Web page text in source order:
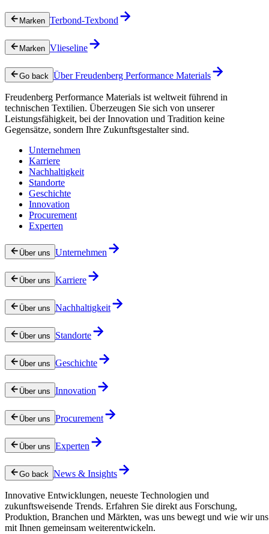
Marken Terbond-Texbond
Marken Vlieseline
Go back Über Freudenberg Performance Materials
Freudenberg Performance Materials ist weltweit führend in
technischen Textilien. Überzeugen Sie sich von unserer
Leistungsfähigkeit, bei der Innovation und Tradition keine
Gegensätze, sondern Ihre Zukunftsgestalter sind.
Unternehmen
Karriere
Nachhaltigkeit
Standorte
Geschichte
Innovation
Procurement
Experten
Über uns Unternehmen
Über uns Karriere
Über uns Nachhaltigkeit
Über uns Standorte
Über uns Geschichte
Über uns Innovation
Über uns Procurement
Über uns Experten
Go back News & Insights
Innovative Entwicklungen, neueste Technologien und
zukunftsweisende Trends. Erfahren Sie direkt aus Forschung,
Produktion, Branchen und Märkten, was uns bewegt und wie wir uns
mit Ihnen gemeinsam weiterentwickeln.